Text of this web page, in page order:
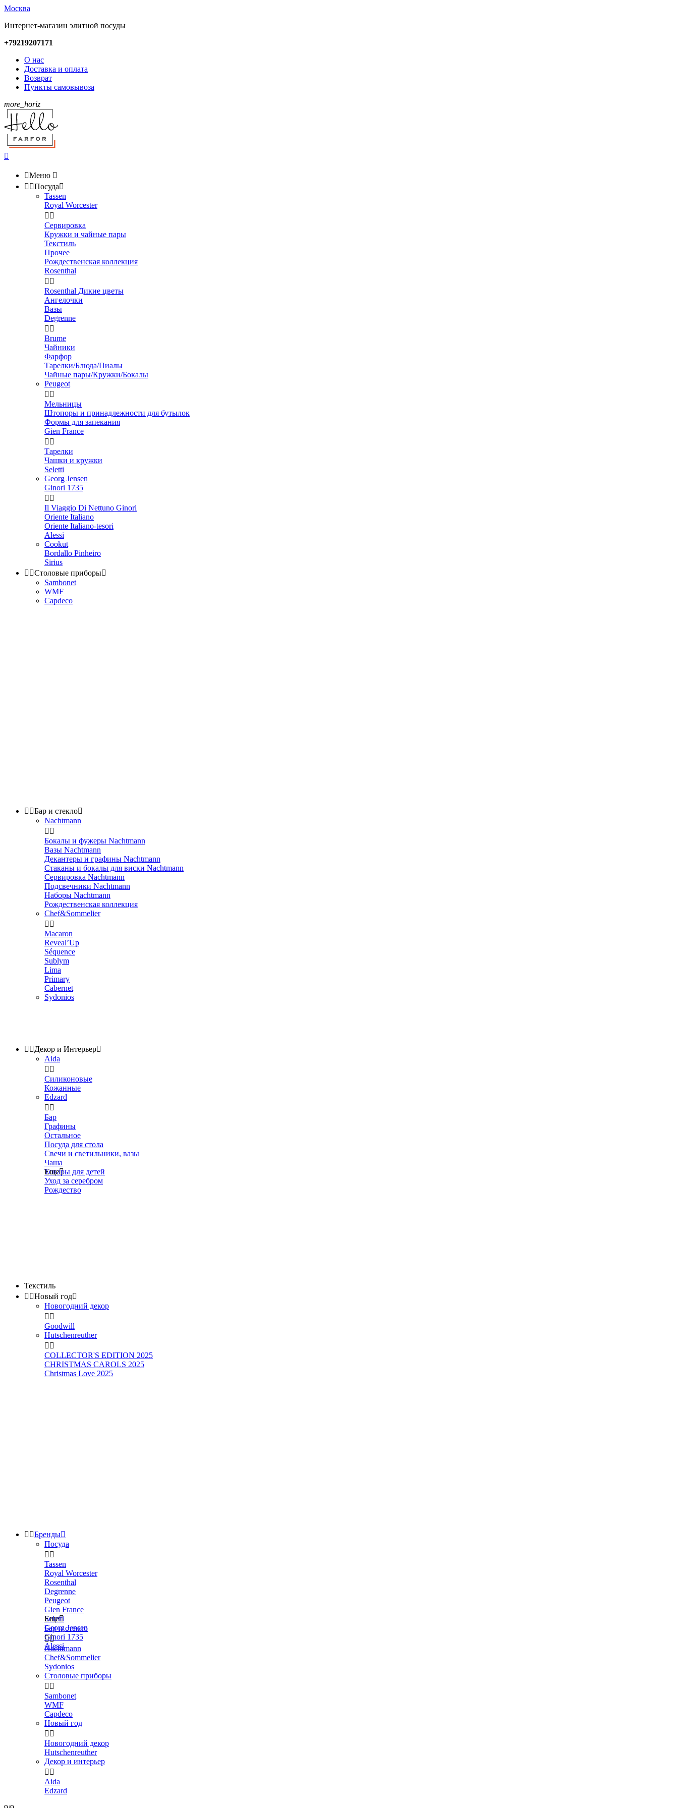
Москва
Интернет-магазин элитной посуды
+79219207171
О нас
Доставка и оплата
Возврат
Пункты самовывоза
more_horiz

Меню 
 Посуда
Tassen
Royal Worcester
 
Сервировка
Кружки и чайные пары
Текстиль
Прочее
Рождественская коллекция
Rosenthal
 
Rosenthal Дикие цветы
Ангелочки
Вазы
Degrenne
 
Brume
Чайники
Фарфор
Тарелки/Блюда/Пиалы
Чайные пары/Кружки/Бокалы
Peugeot
 
Мельницы
Штопоры и принадлежности для бутылок
Формы для запекания
Gien France
 
Тарелки
Чашки и кружки
Seletti
Georg Jensen
Ginori 1735
 
Il Viaggio Di Nettuno Ginori
Oriente Italiano
Oriente Italiano-tesori
Alessi
Cookut
Bordallo Pinheiro
Sirius
 Столовые приборы
Sambonet
WMF
Capdeco
 Бар и стекло
Nachtmann
 
Бокалы и фужеры Nachtmann
Вазы Nachtmann
Декантеры и графины Nachtmann
Стаканы и бокалы для виски Nachtmann
Сервировка Nachtmann
Подсвечники Nachtmann
Наборы Nachtmann
Рождественская коллекция
Chef&Sommelier
 
Macaron
Reveal’Up
Séquence
Sublym
Lima
Primary
Cabernet
Sydonios
 Декор и Интерьер
Aida
 
Силиконовые
Кожанные
Edzard
 
Бар
Графины
Остальное
Посуда для стола
Свечи и светильники, вазы
Чаша
Товары для детей
Уход за серебром
Рождество
Еще
Текстиль
 Новый год
Новогодний декор
 
Goodwill
Hutschenreuther
 
COLLECTOR'S EDITION 2025
CHRISTMAS CAROLS 2025
Christmas Love 2025
 Бренды
Посуда
 
Tassen
Royal Worcester
Rosenthal
Degrenne
Peugeot
Gien France
Seletti
Georg Jensen
Ginori 1735
Alessi
Еще
Бар и стекло

Nachtmann
Chef&Sommelier
Sydonios
Столовые приборы
 
Sambonet
WMF
Capdeco
Новый год
 
Новогодний декор
Hutschenreuther
Декор и интерьер
 
Aida
Edzard